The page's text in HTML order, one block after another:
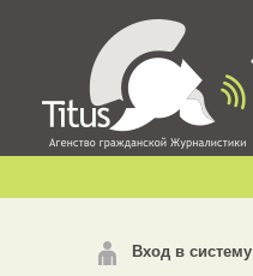
Вход в систему